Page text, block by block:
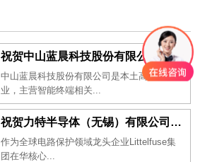
祝贺中山蓝晨科技股份有限公司2026年一次性成功通过BSCI验厂-B级
中山蓝晨科技股份有限公司是本土高新科技企
业，主营智能终端相关...
祝贺力特半导体（无锡）有限公司2026年一次性成功通过RBA-VAP认证审核并取得170.2分
作为全球电路保护领域龙头企业Littelfuse集
团在华核心...